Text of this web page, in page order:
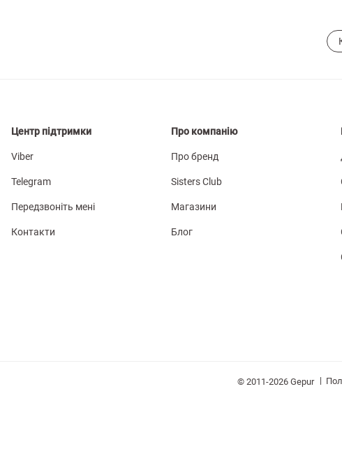
Центр підтримки
Viber
Telegram
Передзвоніть мені
Контакти
Про компанію
Про бренд
Sisters Club
Магазини
Блог
© 2011-2026 Gepur |